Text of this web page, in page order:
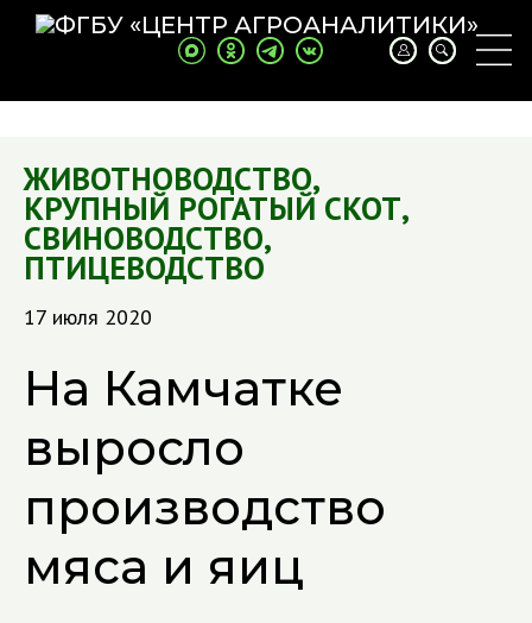
ЖИВОТНОВОДСТВО,
КРУПНЫЙ РОГАТЫЙ СКОТ,
СВИНОВОДСТВО,
ПТИЦЕВОДСТВО
17 июля 2020
На Камчатке
выросло
производство
мяса и яиц